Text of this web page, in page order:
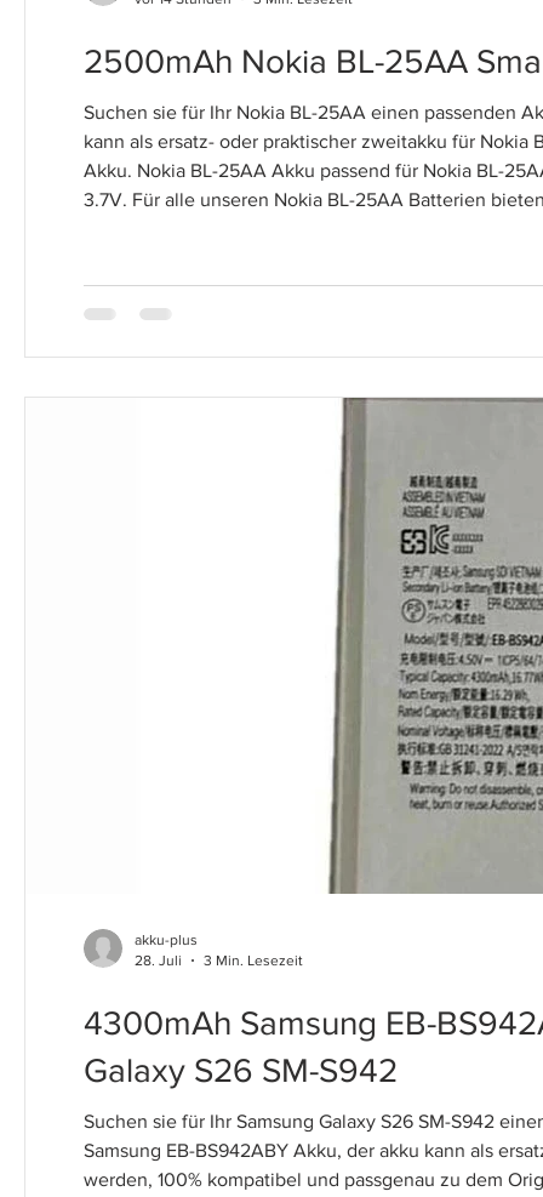
2500mAh Nokia BL-25AA
Suchen sie für Ihr Nokia BL-25AA einen passenden
kann als ersatz- oder praktischer zweitakku für
Akku. Nokia BL-25AA Akku passend für Nokia BL-
3.7V. Für alle unseren Nokia BL-25AA Batterien
4300mAh Samsung EB-
Galaxy S26 SM-S942
Suchen sie für Ihr Samsung Galaxy S26 SM-S942
Samsung EB-BS942ABY Akku, der akku kann als
werden, 100% kompatibel und passgenau zu dem
akku-plus
28. Juli
3 Min. Lesezeit